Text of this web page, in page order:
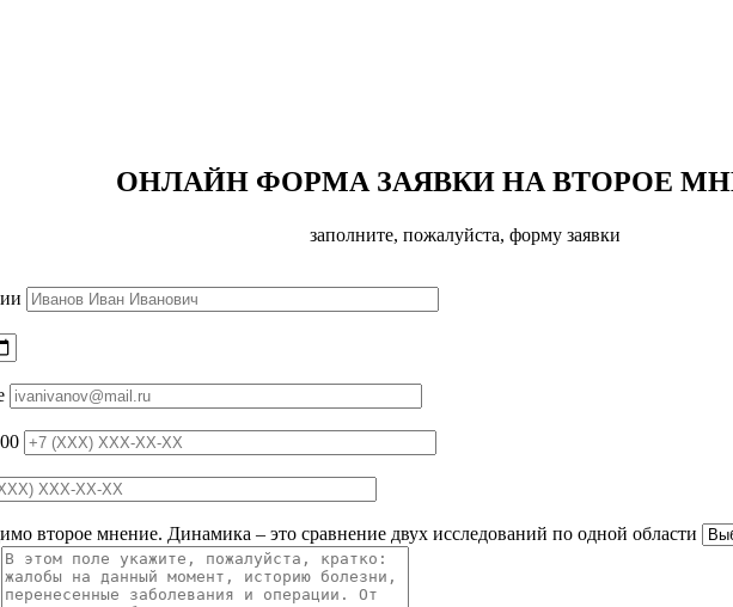
ОНЛАЙН ФОРМА ЗАЯВКИ НА ВТОРОЕ
заполните, пожалуйста, форму заявки
второе мнение. Динамика – это сравнение двух исследований по одной области